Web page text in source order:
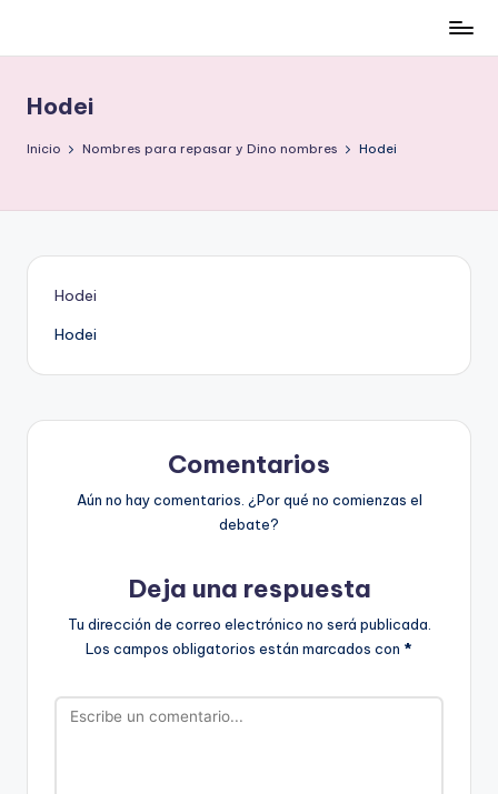
contenido
low-
cost
y
Hodei
Inicio Nombres para repasar y Dino nombres Hodei
Hodei
Hodei
Comentarios
Aún no hay comentarios. ¿Por qué no comienzas el
debate?
Deja una respuesta
Tu dirección de correo electrónico no será publicada.
Los campos obligatorios están marcados con *